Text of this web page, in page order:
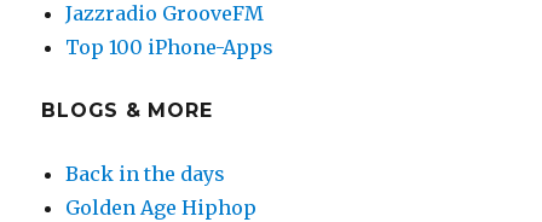
Jazzradio GrooveFM
Top 100 iPhone-Apps
BLOGS & MORE
Back in the days
Golden Age Hiphop